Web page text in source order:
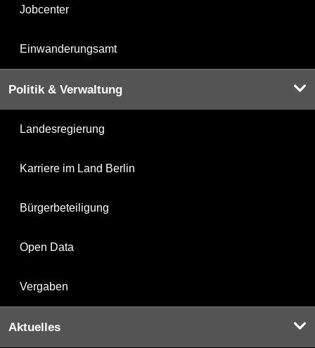
Jobcenter
Einwanderungsamt
Politik & Verwaltung
Landesregierung
Karriere im Land Berlin
Bürgerbeteiligung
Open Data
Vergaben
Aktuelles